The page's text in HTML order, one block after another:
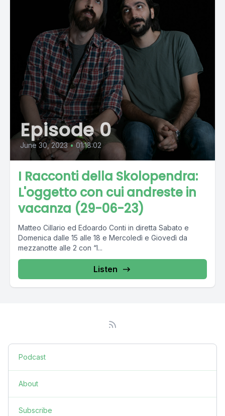
Episode 0
June 30, 2023 • 01:18:02
I Racconti della Skolopendra:
L'oggetto con cui andreste in
vacanza (29-06-23)
Matteo Cillario ed Edoardo Conti in diretta Sabato e
Domenica dalle 15 alle 18 e Mercoledì e Giovedì da
mezzanotte alle 2 con “I...
Listen
Podcast
About
Subscribe